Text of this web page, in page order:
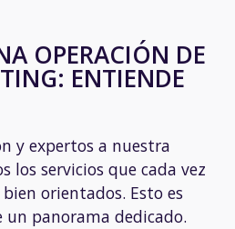
OPERACIÓN DE
ENTIENDE
y expertos a nuestra
los servicios que cada vez
orientados. Esto es
un panorama dedicado.